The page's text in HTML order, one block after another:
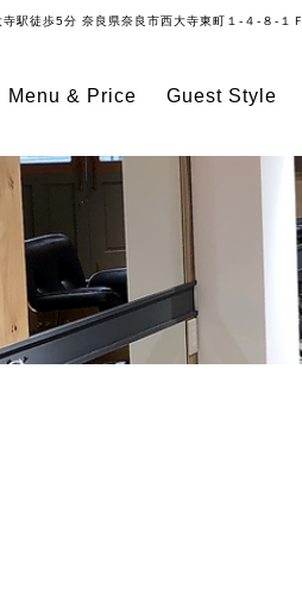
駅徒歩5分 奈良県奈良市西大寺東町１-４-８-１Ｆ
Menu & Price Guest Style